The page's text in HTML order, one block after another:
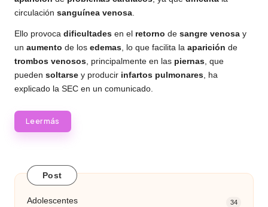
circulación sanguínea venosa
Ello provoca dificultades en el retorno de sangre venosa y
un aumento de los edemas , lo que facilita la aparición de
trombos venosos , principalmente en las piernas , que
pueden soltarse y producir infartos pulmonares , ha
explicado la SEC en un comunicado.
Leer más
Post
Adolescentes 34